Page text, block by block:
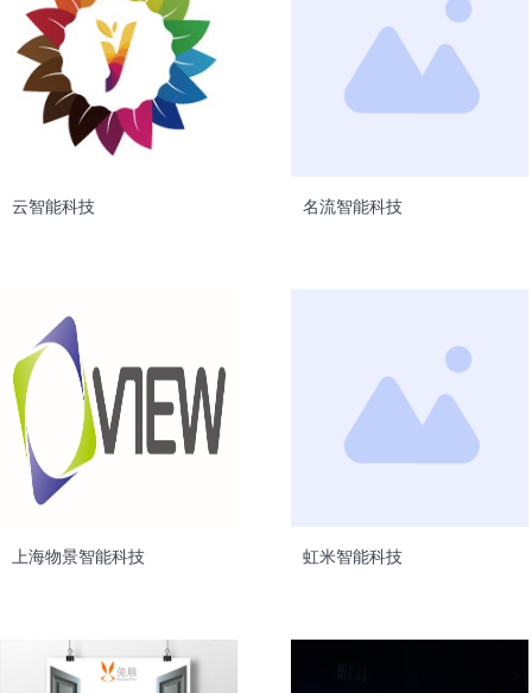
云智能科技 名流智能科技
上海物景智能科技 虹米智能科技